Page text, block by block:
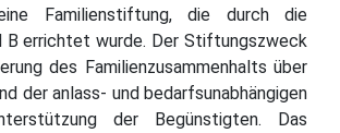
Familienstiftung, die durch die
B errichtet wurde. Der Stiftungszweck
des Familienzusammenhalts über
der anlass- und bedarfsunabhängigen
der Begünstigten. Das